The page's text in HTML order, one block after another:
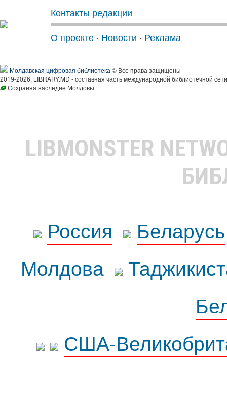
Контакты редакции
О проекте · Новости · Реклама
Молдавская цифровая библиотека © Все права защищены
2019-2026, LIBRARY.MD - составная часть международной библиотечной
Сохраняя наследие Молдовы
LIBMONSTER
Россия
Беларусь
Молдова
США-